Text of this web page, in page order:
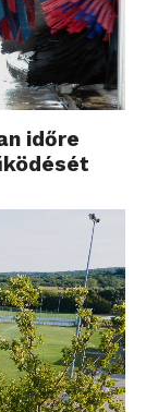
időre